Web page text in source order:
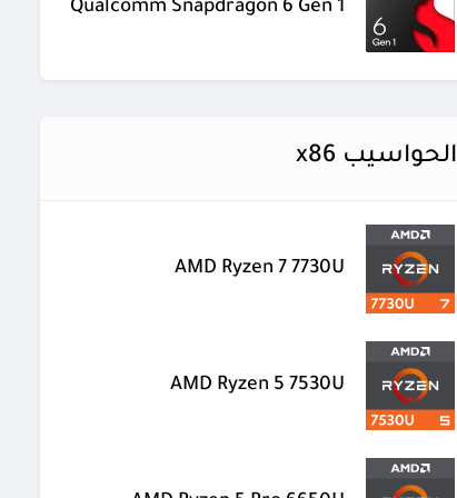
Qualcomm Snapdragon 6 Gen 1
الحواسيب x86
AMD Ryzen 7 7730U
AMD Ryzen 5 7530U